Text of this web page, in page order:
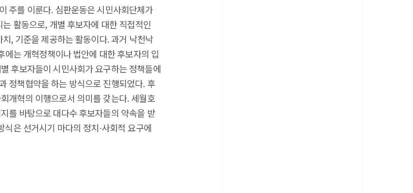
주를 이룬다. 심판운동은 시민사회단체가
활동으로, 개별 후보자에 대한 직접적인
, 기준을 제공하는 활동이다. 과거 낙천낙
는 개혁정책이나 법안에 대한 후보자의 입
후보자들이 시민사회가 요구하는 정책들에
정책협약을 하는 방식으로 진행되었다. 후
개혁의 이행으로서 의미를 갖는다. 세월호
를 바탕으로 대다수 후보자들의 약속을 받
은 선거시기 마다의 정치⋅사회적 요구에